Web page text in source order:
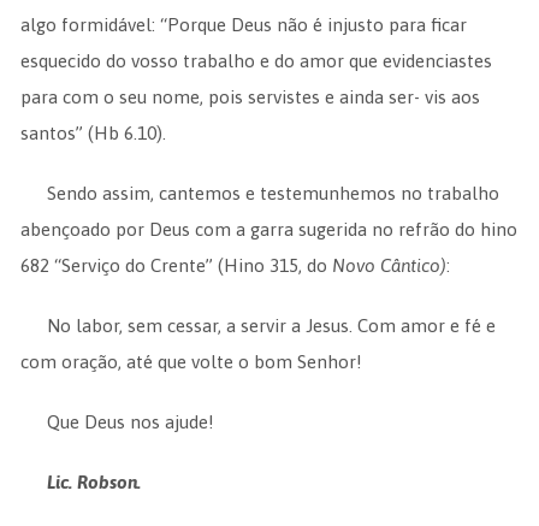
algo formidável: “Porque Deus não é injusto para ficar
esquecido do vosso trabalho e do amor que evidenciastes
para com o seu nome, pois servistes e ainda ser- vis aos
santos” (Hb 6.10).
Sendo assim, cantemos e testemunhemos no trabalho
abençoado por Deus com a garra sugerida no refrão do hino
682 “Serviço do Crente” (Hino 315, do Novo Cântico):
No labor, sem cessar, a servir a Jesus. Com amor e fé e
com oração, até que volte o bom Senhor!
Que Deus nos ajude!
Lic. Robson.